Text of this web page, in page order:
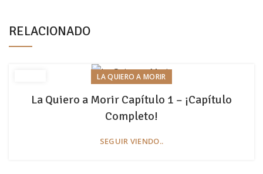
RELACIONADO
LA QUIERO A MORIR
La Quiero a Morir Capítulo 1 – ¡Capítulo
Completo!
SEGUIR VIENDO..